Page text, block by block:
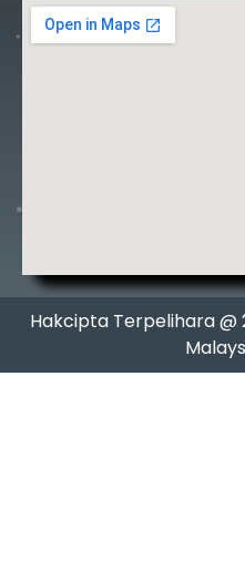
Hakcipta Terpelihara @